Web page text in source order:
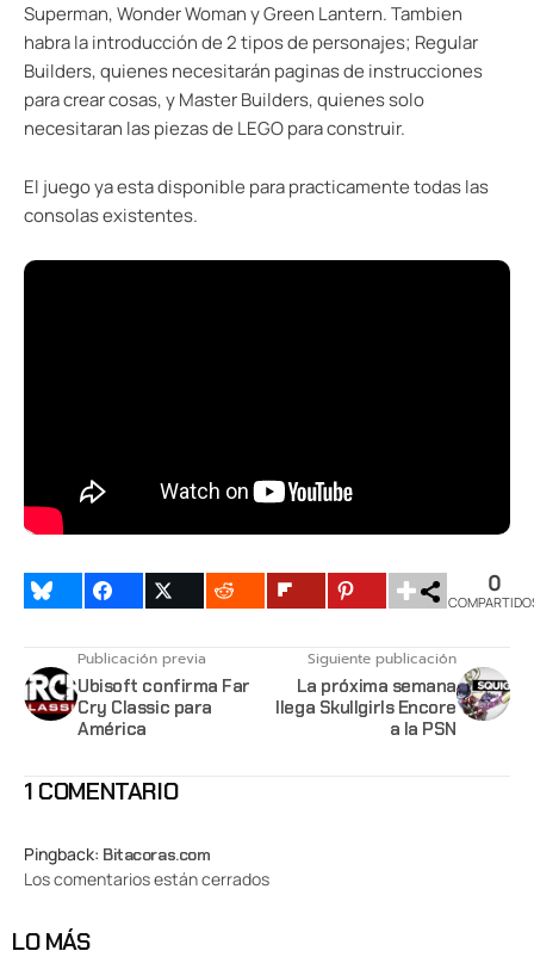
Superman, Wonder Woman y Green Lantern. Tambien
habra la introducción de 2 tipos de personajes; Regular
Builders, quienes necesitarán paginas de instrucciones
para crear cosas, y Master Builders, quienes solo
necesitaran las piezas de LEGO para construir.
El juego ya esta disponible para practicamente todas las
consolas existentes.
0
Publicación previa
Ubisoft confirma Far
Cry Classic para
América
Siguiente publicación
La próxima semana
llega Skullgirls Encore
a la PSN
1 COMENTARIO
Pingback: Bitacoras.com
Los comentarios están cerrados
LO MÁS